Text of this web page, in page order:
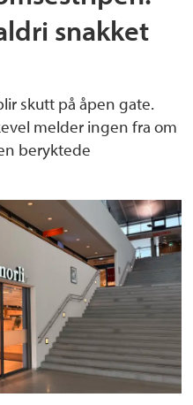
snakket
skutt på åpen gate.
melder ingen fra om
beryktede